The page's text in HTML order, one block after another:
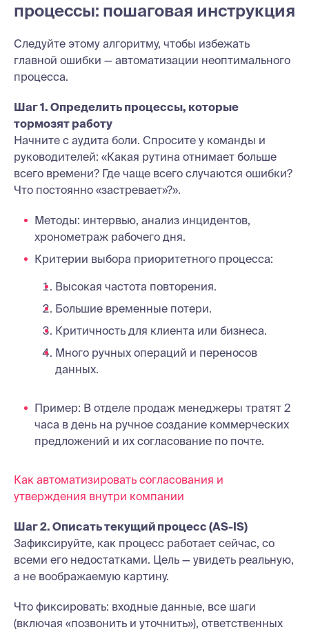
процессы: пошаговая инструкция
Следуйте этому алгоритму, чтобы избежать
главной ошибки — автоматизации неоптимального
процесса.
Шаг 1. Определить процессы, которые
тормозят работу
Начните с аудита боли. Спросите у команды и
руководителей: «Какая рутина отнимает больше
всего времени? Где чаще всего случаются ошибки?
Что постоянно «застревает»?».
Методы: интервью, анализ инцидентов,
хронометраж рабочего дня.
Критерии выбора приоритетного процесса:
Высокая частота повторения.
Большие временные потери.
Критичность для клиента или бизнеса.
Много ручных операций и переносов
данных.
Пример: В отделе продаж менеджеры тратят 2
часа в день на ручное создание коммерческих
предложений и их согласование по почте.
Как автоматизировать согласования и
утверждения внутри компании
Шаг 2. Описать текущий процесс (AS-IS)
Зафиксируйте, как процесс работает сейчас, со
всеми его недостатками. Цель — увидеть реальную,
а не воображаемую картину.
Что фиксировать: входные данные, все шаги
(включая «позвонить и уточнить»), ответственных